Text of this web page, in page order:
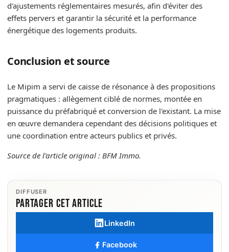
d'ajustements réglementaires mesurés, afin d'éviter des
effets pervers et garantir la sécurité et la performance
énergétique des logements produits.
Conclusion et source
Le Mipim a servi de caisse de résonance à des propositions
pragmatiques : allègement ciblé de normes, montée en
puissance du préfabriqué et conversion de l'existant. La mise
en œuvre demandera cependant des décisions politiques et
une coordination entre acteurs publics et privés.
Source de l'article original : BFM Immo.
DIFFUSER
Partager cet article
LinkedIn
Facebook